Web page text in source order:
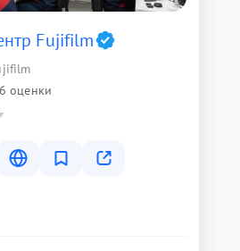
Fujifilm
оценки